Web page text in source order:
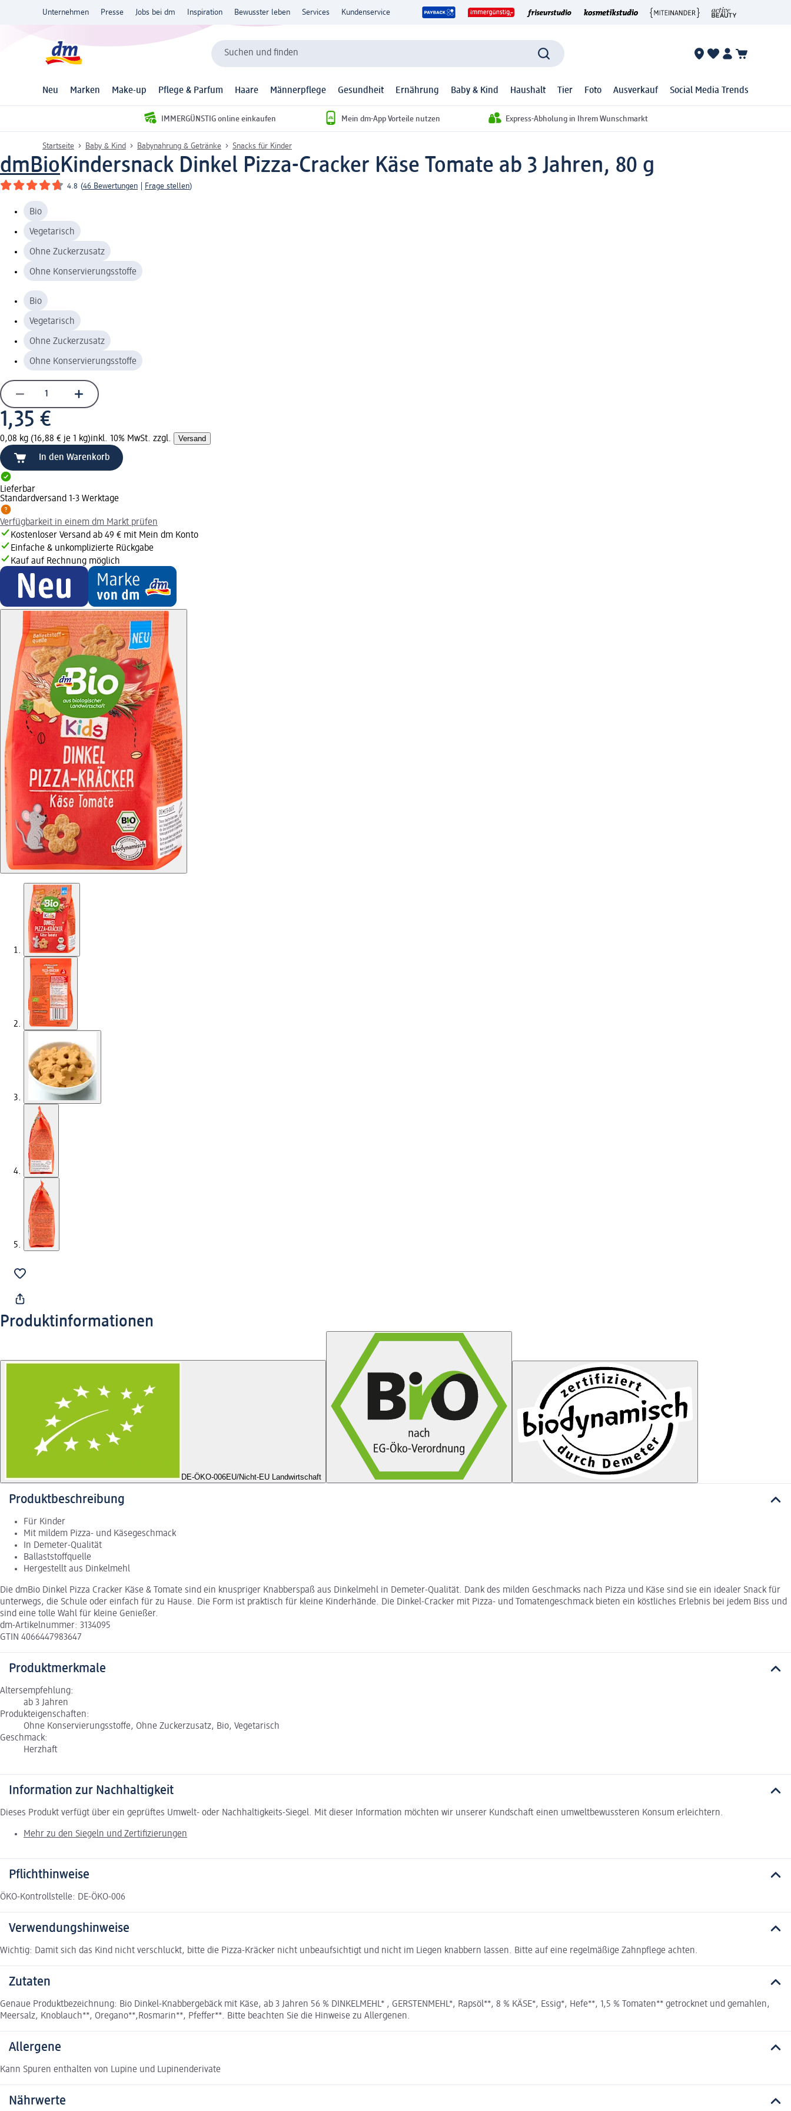
Unternehmen Presse Jobs bei dm Inspiration Bewusster leben Services Kundenservice
Suchen und finden
Neu Marken Make-up Pflege & Parfum Haare Männerpflege Gesundheit Ernährung Baby & Kind Haushalt Tier Foto Ausverkauf Social Media Trends
IMMERGÜNSTIG online einkaufen Mein dm-App Vorteile nutzen Express-Abholung in Ihrem Wunschmarkt
Startseite Baby & Kind Babynahrung & Getränke Snacks für Kinder
dmBioKindersnack Dinkel Pizza-Cracker Käse Tomate ab 3 Jahren, 80 g
4.8 (46 Bewertungen Frage stellen)
Bio
Vegetarisch
Ohne Zuckerzusatz
Ohne Konservierungsstoffe
Bio
Vegetarisch
Ohne Zuckerzusatz
Ohne Konservierungsstoffe
1,35 €
0,08 kg (16,88 € je 1 kg)inkl. 10% MwSt. zzgl. Versand
In den Warenkorb
Lieferbar
Standardversand 1-3 Werktage
Verfügbarkeit in einem dm Markt prüfen
Kostenloser Versand ab 49 € mit Mein dm Konto
Einfache & unkomplizierte Rückgabe
Kauf auf Rechnung möglich
Produktinformationen
DE-ÖKO-006EU/Nicht-EU Landwirtschaft
Produktbeschreibung
Für Kinder
Mit mildem Pizza- und Käsegeschmack
In Demeter-Qualität
Ballaststoffquelle
Hergestellt aus Dinkelmehl
Die dmBio Dinkel Pizza Cracker Käse & Tomate sind ein knuspriger Knabberspaß aus Dinkelmehl in Demeter-Qualität. Dank des milden Geschmacks nach Pizza und Käse sind sie ein idealer Snack für
unterwegs, die Schule oder einfach für zu Hause. Die Form ist praktisch für kleine Kinderhände. Die Dinkel-Cracker mit Pizza- und Tomatengeschmack bieten ein köstliches Erlebnis bei jedem Biss und
sind eine tolle Wahl für kleine Genießer.
dm-Artikelnummer: 3134095
GTIN 4066447983647
Produktmerkmale
Altersempfehlung:
ab 3 Jahren
Produkteigenschaften:
Ohne Konservierungsstoffe, Ohne Zuckerzusatz, Bio, Vegetarisch
Geschmack:
Herzhaft
Information zur Nachhaltigkeit
Dieses Produkt verfügt über ein geprüftes Umwelt- oder Nachhaltigkeits-Siegel. Mit dieser Information möchten wir unserer Kundschaft einen umweltbewussteren Konsum erleichtern.
Mehr zu den Siegeln und Zertifizierungen
Pflichthinweise
ÖKO-Kontrollstelle: DE-ÖKO-006
Verwendungshinweise
Wichtig: Damit sich das Kind nicht verschluckt, bitte die Pizza-Kräcker nicht unbeaufsichtigt und nicht im Liegen knabbern lassen. Bitte auf eine regelmäßige Zahnpflege achten.
Zutaten
Genaue Produktbezeichnung: Bio Dinkel-Knabbergebäck mit Käse, ab 3 Jahren 56 % DINKELMEHL* , GERSTENMEHL*, Rapsöl**, 8 % KÄSE*, Essig*, Hefe**, 1,5 % Tomaten** getrocknet und gemahlen,
Meersalz, Knoblauch**, Oregano**,Rosmarin**, Pfeffer**. Bitte beachten Sie die Hinweise zu Allergenen.
Allergene
Kann Spuren enthalten von Lupine und Lupinenderivate
Nährwerte